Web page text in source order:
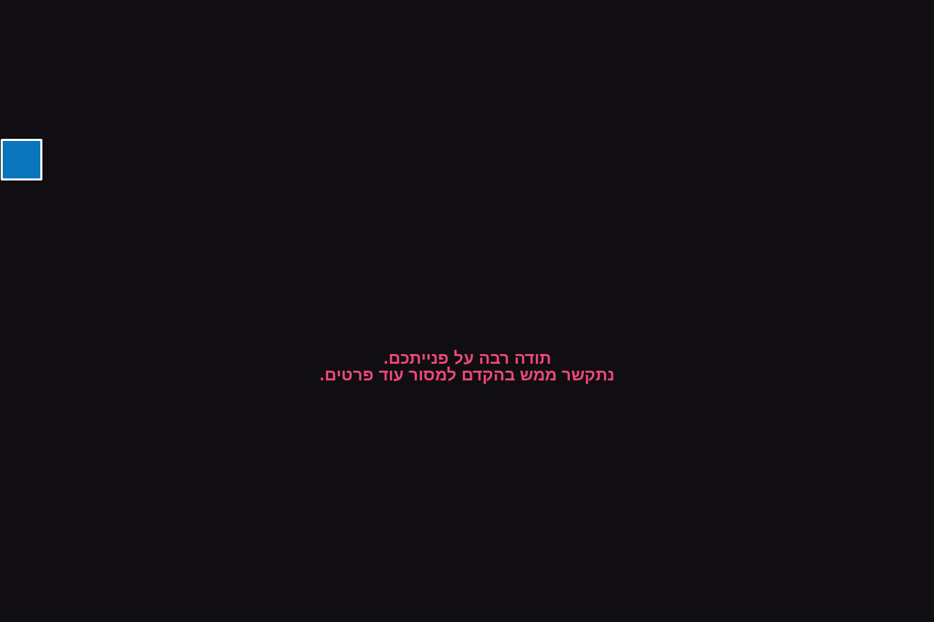
תודה רבה על פנייתכם.
נתקשר ממש בהקדם למסור עוד פרטים.